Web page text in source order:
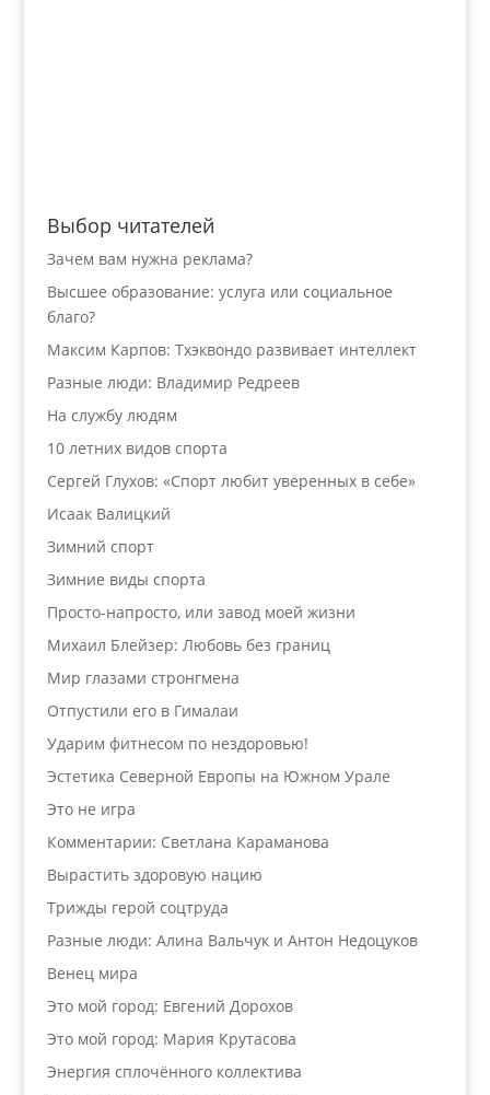
Выбор читателей
Зачем вам нужна реклама?
Высшее образование: услуга или социальное
благо?
Максим Карпов: Тхэквондо развивает интеллект
Разные люди: Владимир Редреев
На службу людям
10 летних видов спорта
Сергей Глухов: «Спорт любит уверенных в себе»
Исаак Валицкий
Зимний спорт
Зимние виды спорта
Просто-напросто, или завод моей жизни
Михаил Блейзер: Любовь без границ
Мир глазами стронгмена
Отпустили его в Гималаи
Ударим фитнесом по нездоровью!
Эстетика Северной Европы на Южном Урале
Это не игра
Комментарии: Светлана Караманова
Вырастить здоровую нацию
Трижды герой соцтруда
Разные люди: Алина Вальчук и Антон Недоцуков
Венец мира
Это мой город: Евгений Дорохов
Это мой город: Мария Крутасова
Энергия сплочённого коллектива